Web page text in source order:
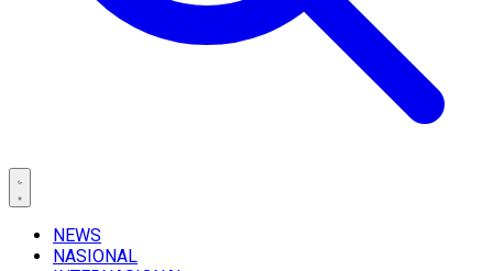
NEWS
NASIONAL